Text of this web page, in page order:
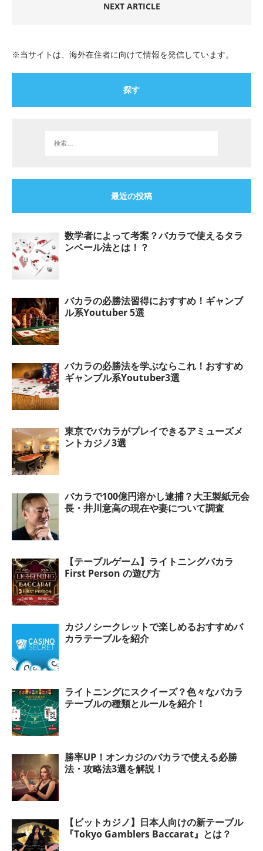
NEXT ARTICLE
※当サイトは、海外在住者に向けて情報を発信しています。
探す
最近の投稿
数学者によって考案？バカラで使えるタラ
ンベール法とは！？
バカラの必勝法習得におすすめ！ギャンブ
ル系Youtuber 5選
バカラの必勝法を学ぶならこれ！おすすめ
ギャンブル系Youtuber3選
東京でバカラがプレイできるアミューズメ
ントカジノ3選
バカラで100億円溶かし逮捕？大王製紙元会
長・井川意高の現在や妻について調査
【テーブルゲーム】ライトニングバカラ
First Person の遊び方
カジノシークレットで楽しめるおすすめバ
カラテーブルを紹介
ライトニングにスクイーズ？色々なバカラ
テーブルの種類とルールを紹介！
勝率UP！オンカジのバカラで使える必勝
法・攻略法3選を解説！
【ビットカジノ】日本人向けの新テーブル
『Tokyo Gamblers Baccarat』とは？